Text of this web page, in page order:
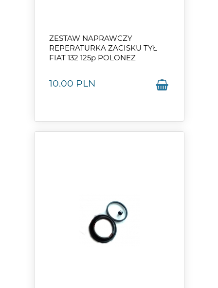
ZESTAW NAPRAWCZY
REPERATURKA ZACISKU TYŁ
FIAT 132 125p POLONEZ
10.00 PLN